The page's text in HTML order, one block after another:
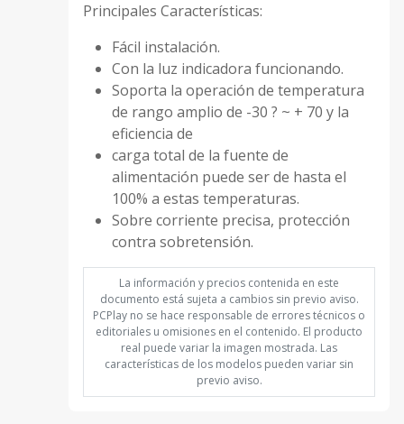
Principales Características:
Fácil instalación.
Con la luz indicadora funcionando.
Soporta la operación de temperatura
de rango amplio de -30 ? ~ + 70 y la
eficiencia de
carga total de la fuente de
alimentación puede ser de hasta el
100% a estas temperaturas.
Sobre corriente precisa, protección
contra sobretensión.
La información y precios contenida en este
documento está sujeta a cambios sin previo aviso.
PCPlay no se hace responsable de errores técnicos o
editoriales u omisiones en el contenido. El producto
real puede variar la imagen mostrada. Las
características de los modelos pueden variar sin
previo aviso.